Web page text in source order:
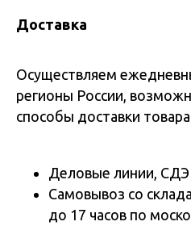
Доставка
Осуществляем
регионы России,
способы доставки
Деловые линии,
Самовывоз со
до 17 часов по